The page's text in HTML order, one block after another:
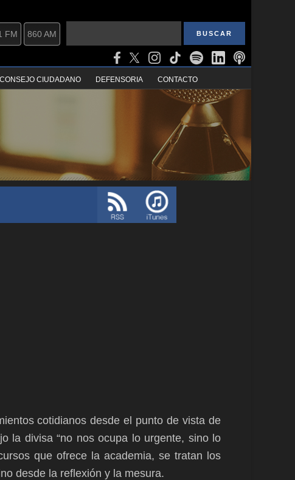
FM 860 AM
CONSEJO CIUDADANO DEFENSORIA CONTACTO
cotidianos desde el punto de vista de
la divisa “no nos ocupa lo urgente, sino lo
que ofrece la academia, se tratan los
desde la reflexión y la mesura.